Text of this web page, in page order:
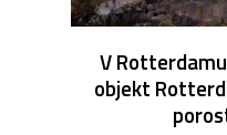
V
objekt